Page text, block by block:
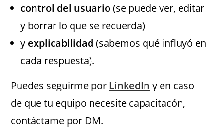
control del usuario(se puede ver, editar
y borrar lo que se recuerda)
y explicabilidad (sabemos qué influyó en
cada respuesta).
Puedes seguirme por LinkedIn y en caso
de que tu equipo necesite capacitacón,
contáctame por DM.